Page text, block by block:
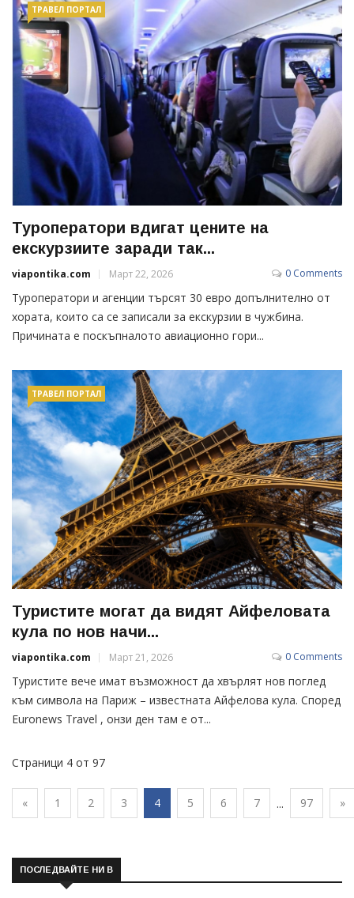
ТРАВЕЛ ПОРТАЛ
Туроператори вдигат цените на
екскурзиите заради так...
viapontika.com Март 22, 2026 0 Comments
Туроператори и агенции търсят 30 евро допълнително от
хората, които са се записали за екскурзии в чужбина.
Причината е поскъпналото авиационно гори...
ТРАВЕЛ ПОРТАЛ
Туристите могат да видят Айфеловата
кула по нов начи...
viapontika.com Март 21, 2026 0 Comments
Туристите вече имат възможност да хвърлят нов поглед
към символа на Париж – известната Айфелова кула. Според
Euronews Travel , онзи ден там е от...
Страници 4 от 97
« 1 2 3 4 5 6 7 ... 97 »
ПОСЛЕДВАЙТЕ НИ В